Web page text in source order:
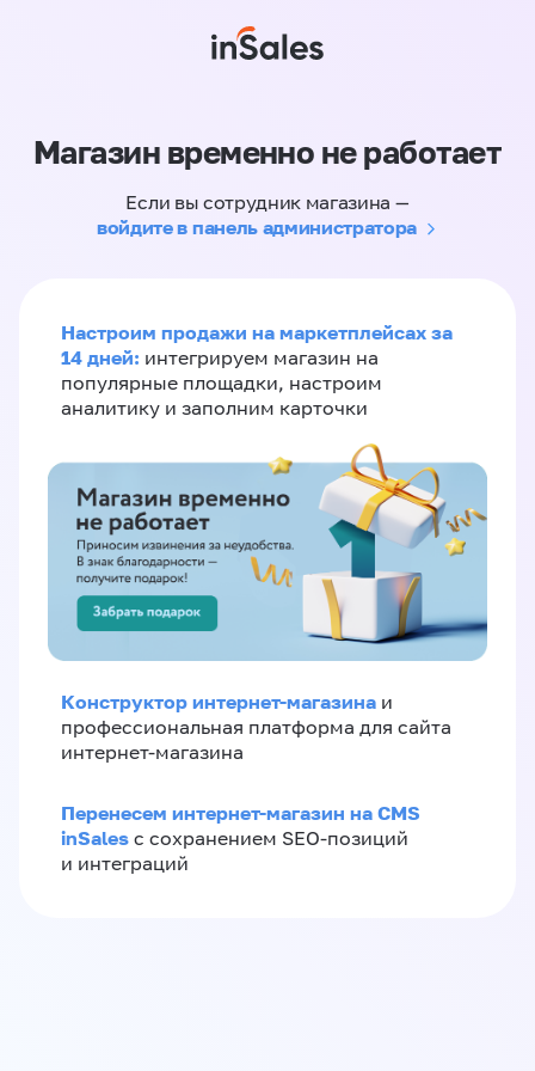
Магазин временно не работает
Если вы сотрудник магазина —
войдите в панель администратора
Настроим продажи на маркетплейсах за
14 дней: интегрируем магазин на
популярные площадки, настроим
аналитику и заполним карточки
Конструктор интернет-магазина и
профессиональная платформа для сайта
интернет-магазина
Перенесем интернет-магазин на CMS
inSales с сохранением SEO-позиций
и интеграций